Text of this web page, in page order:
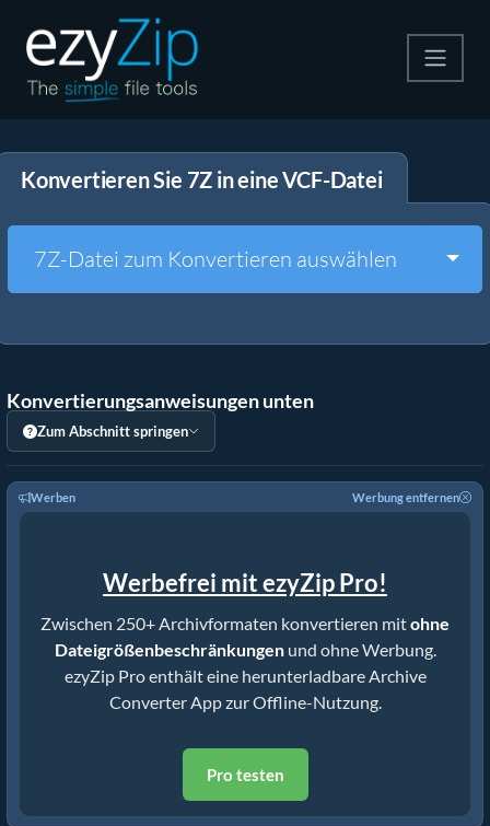
Entpacken
Weitere Tools
Konvertieren Sie 7Z in eine VCF-Datei
7Z-Datei zum Konvertieren auswählen
Konvertierungsanweisungen unten
Zum Abschnitt springen
Werben Werbung entfernen
Werbefrei mit ezyZip Pro!
Zwischen 250+ Archivformaten konvertieren mitohne
Dateigrößenbeschränkungenund ohne Werbung.
ezyZip Pro enthält eine herunterladbare Archive
Converter App zur Offline-Nutzung.
Pro testen